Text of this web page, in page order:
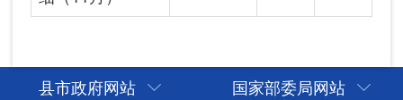
县市政府网站
国家部委局网站